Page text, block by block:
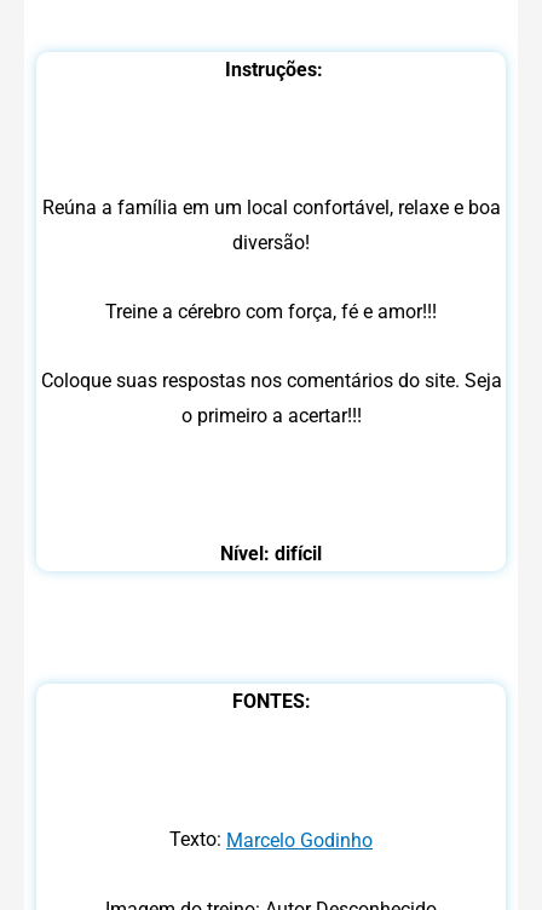
Instruções:
Reúna a família em um local confortável, relaxe e boa
diversão!
Treine a cérebro com força, fé e amor!!!
Coloque suas respostas nos comentários do site. Seja
o primeiro a acertar!!!
Nível: difícil
FONTES:
Texto: Marcelo Godinho